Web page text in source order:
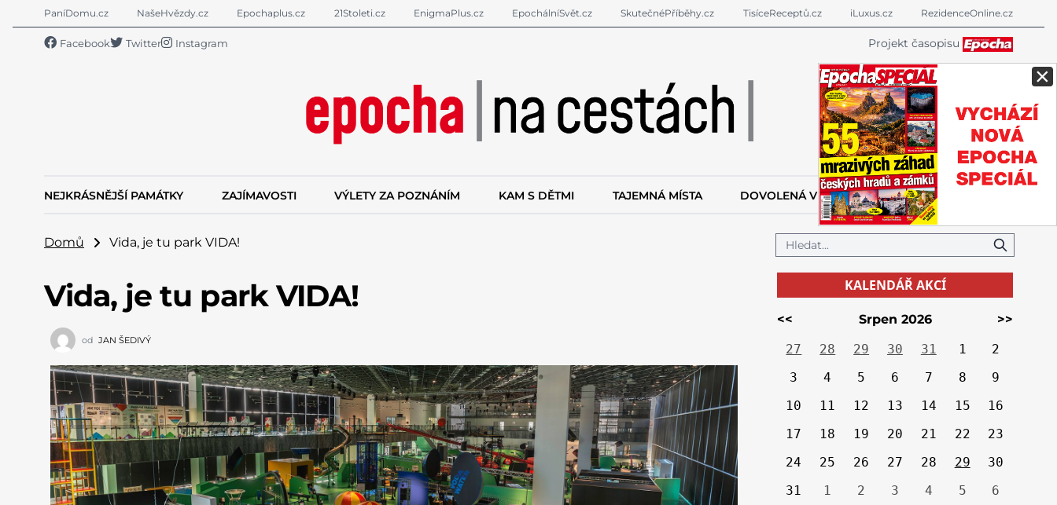
×
PaníDomu.cz NašeHvězdy.cz Epochaplus.cz 21Stoleti.cz EnigmaPlus.cz EpochálníSvět.cz SkutečnéPříběhy.cz TisíceReceptů.cz iLuxus.cz RezidenceOnline.cz
Facebook Twitter Instagram Projekt časopisu
NEJKRÁSNĚJŠÍ PAMÁTKY ZAJÍMAVOSTI VÝLETY ZA POZNÁNÍM KAM S DĚTMI TAJEMNÁ MÍSTA DOVOLENÁ V ZAHRANIČÍ KALENDÁŘ AKCÍ
Domů Vida, je tu park VIDA!
Vida, je tu park VIDA!
od JAN ŠEDIVÝ
KALENDÁŘ AKCÍ
<< Srpen 2026
>>
27
28 29 30 31 1
2
3
4 5 6 7 8
9
10
11 12 13 14 15
16
17
18 19 20 21 22
23
24
25 26 27 28 29
30
31
1 2 3 4 5 6